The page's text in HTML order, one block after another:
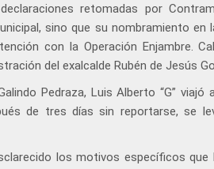
retomadas por
sino que su nombramiento
con la Operación Enjambre.
del exalcalde Rubén de Jesús
Pedraza, Luis Alberto “G”
de tres días sin reportarse, se
los motivos específicos que